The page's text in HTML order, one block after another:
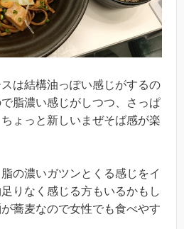
は結構油っぽい感じがするの
脂濃い感じがしつつ、さっぱ
ょっと新しいまぜそば感が楽
の濃いガツンとくる感じをイ
りなく感じる方もいるかもし
蕎麦なので女性でも食べやす